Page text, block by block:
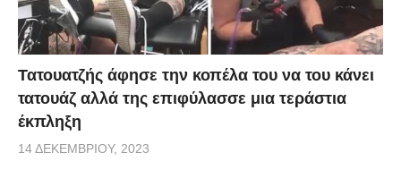
Τατουατζής άφησε την κοπέλα του να του κάνει
τατουάζ αλλά της επιφύλασσε μια τεράστια
έκπληξη
14 ΔΕΚΕΜΒΡΊΟΥ, 2023